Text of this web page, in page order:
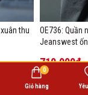
thu
OE736: Quần
Jeanswest
710.000₫
1.000.000₫
Giỏ hàng
0